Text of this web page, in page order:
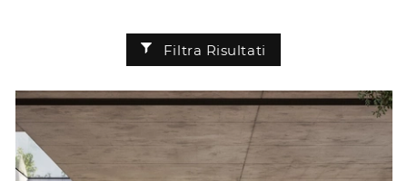
Filtra Risultati